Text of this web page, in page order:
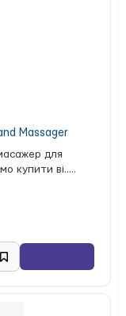
Massager
для
купити ві.....